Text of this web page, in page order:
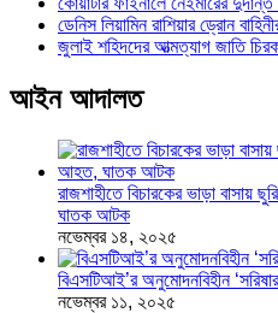
ডেনিস লিয়ামিন রাশিয়ার ড্রোন
জুলাই শহিদদের আত্মত্যাগ জাতি
আইন আদালত
রাজশাহীতে বিচারকের ভাড়া বাসায়
ঘাতক আটক
নভেম্বর ১৪, ২০২৫
বিএসটিআই’র অনুমোদনবিহীন
নভেম্বর ১১, ২০২৫